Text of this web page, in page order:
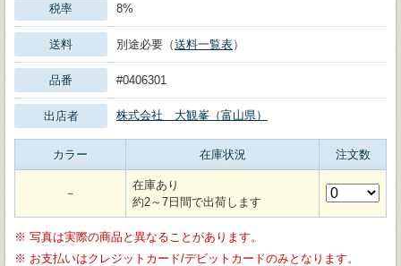
税率 8%
送料 別途必要（送料一覧表）
品番 #0406301
出店者 株式会社 大観峯（富山県）
カラー 在庫状況 注文数
－
在庫あり
約2～7日間で出荷します
※ 写真は実際の商品と異なることがあります。
※ お支払いはクレジットカード/デビットカードのみとなります。